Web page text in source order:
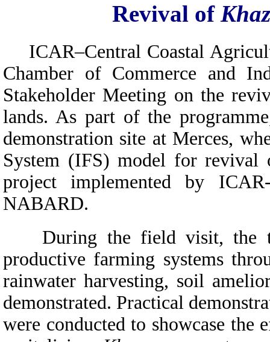
Revival of
ICAR–Central Coastal
Chamber of Commerce and
Stakeholder Meeting on the
lands. As part of the
demonstration site at Merces,
System (IFS) model for
project implemented by
NABARD.
During the field visit, the
productive farming systems
rainwater harvesting, soil
demonstrated. Practical
were conducted to showcase the